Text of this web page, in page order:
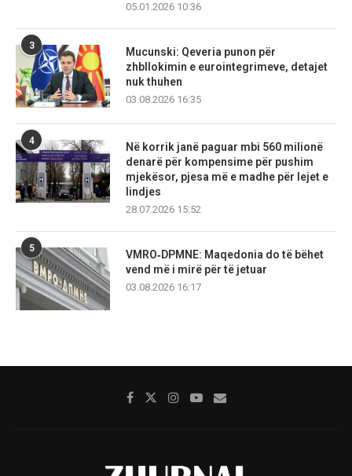
05.01.2026 10:36
3
Mucunski: Qeveria punon për
zhbllokimin e eurointegrimeve, detajet
nuk thuhen
03.08.2026 16:35
4
Në korrik janë paguar mbi 560 milionë
denarë për kompensime për pushim
mjekësor, pjesa më e madhe për lejet e
lindjes
28.07.2026 15:52
5
VMRO‑DPMNE: Maqedonia do të bëhet
vend më i mirë për të jetuar
03.08.2026 16:17